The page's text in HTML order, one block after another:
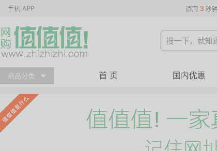
手机 APP 请用 3 秒
商品分类 首 页 国内优惠